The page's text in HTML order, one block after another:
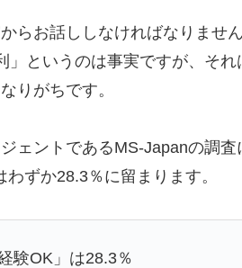
らお話ししなければなりません
」というのは事実ですが、そ
りがちです。
ェントであるMS-Japanの調
ずか28.3％に留まります。
験OK」は28.3％